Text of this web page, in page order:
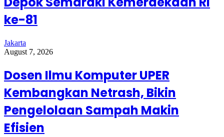
ke-81
Jakarta
August 7, 2026
Dosen Ilmu Komputer UPER
Kembangkan Netrash, Bikin
Pengelolaan Sampah Makin
Efisien